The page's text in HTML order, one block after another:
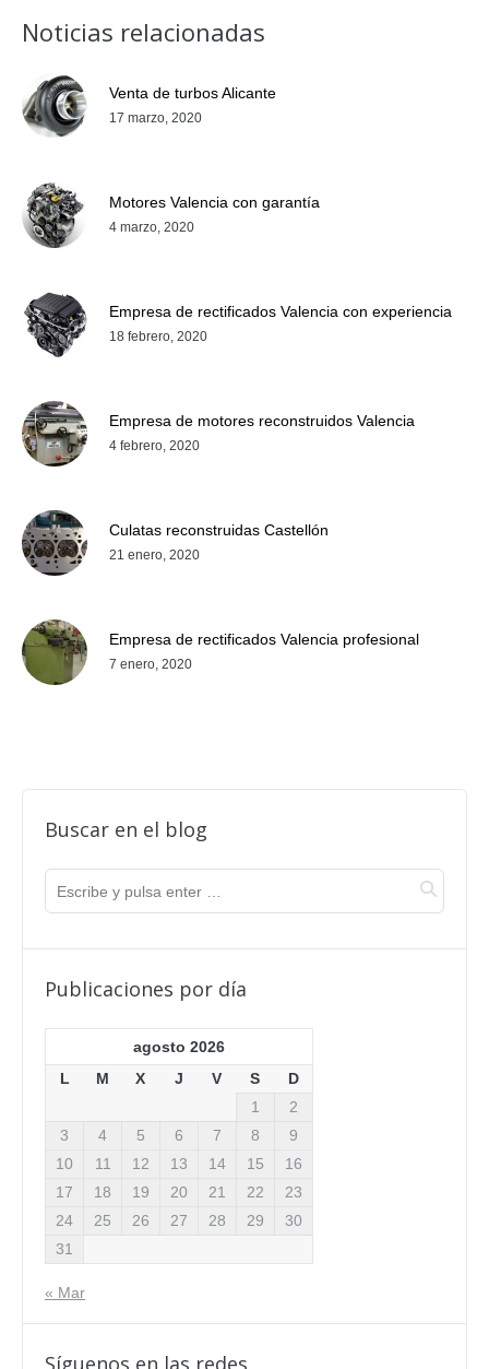
Noticias relacionadas
Venta de turbos Alicante
17 marzo, 2020
Motores Valencia con garantía
4 marzo, 2020
Empresa de rectificados Valencia con experiencia
18 febrero, 2020
Empresa de motores reconstruidos Valencia
4 febrero, 2020
Culatas reconstruidas Castellón
21 enero, 2020
Empresa de rectificados Valencia profesional
7 enero, 2020
Buscar en el blog
Publicaciones por día
agosto 2026
L
M X J V S
D
1
2
3
4 5 6 7 8
9
10
11 12 13 14 15
16
17
18 19 20 21 22
23
24
25 26 27 28 29
30
31
« Mar
Síguenos en las redes